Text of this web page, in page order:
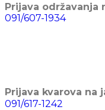
Prijava održavanja
091/607-1934
Prijava kvarova na
091/617-1242